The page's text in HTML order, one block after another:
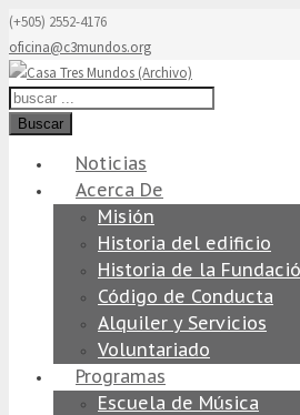
(+505) 2552-4176
oficina@c3mundos.org
Buscar
Noticias
Acerca De
Misión
Historia del edificio
Historia de la
Código de Conducta
Alquiler y Servicios
Voluntariado
Programas
Escuela de Música